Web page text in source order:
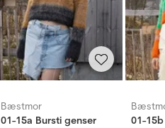
Bæstmor
01-15a Bursti genser
01-